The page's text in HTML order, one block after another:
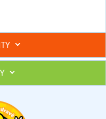
v kurzech STOBu
si odborníka STOBu ve